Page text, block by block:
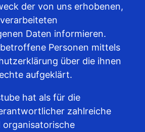
der von uns erhobenen,
Daten informieren.
Personen mittels
über die ihnen
aufgeklärt.
hat als für die
zahlreiche